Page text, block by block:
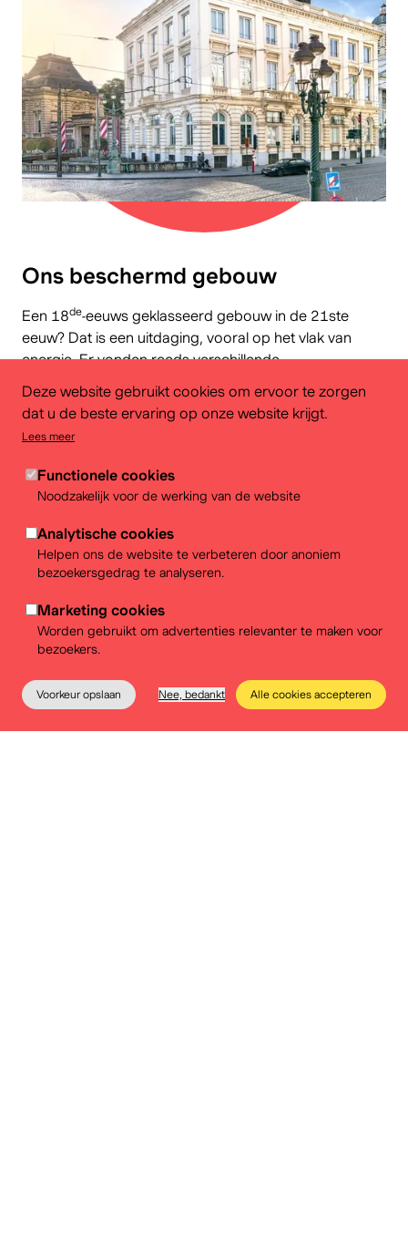
Deze website gebruikt cookies om ervoor te zorgen
dat u de beste ervaring op onze website krijgt.
Lees meer
Functionele cookies
Noodzakelijk voor de werking van de website
Analytische cookies
Helpen ons de website te verbeteren door anoniem
bezoekersgedrag te analyseren.
Marketing cookies
Worden gebruikt om advertenties relevanter te maken voor
bezoekers.
Voorkeur opslaan Nee, bedankt
Alle cookies accepteren
ㅤOns beschermd gebouw
Een 18de-eeuws geklasseerd gebouwin de 21ste
eeuw? Dat is een uitdaging, vooral op het vlak van
energie. Er vonden reeds verschillende
gebouw. Zo werden de verlichting, het waterverbruik
en de verwarmings- en ventilatiesystemen aangepakt.
De stroom komt volledig van een hernieuwbare bron,
dankzijonze leverancier BEE
ook bezig met de toekomst van het gebouw. Er lopen
dan ook verschillende haalbaarheidsstudies die het
toekomstige energieverbruik in kaart moeten brengen.
Ons museum speelt kort op de bal en volgt de huidige
en de toekomstige maatschappelijk relevante thema’s
van zeer dichtbij op: isolatie, warmtewinning,